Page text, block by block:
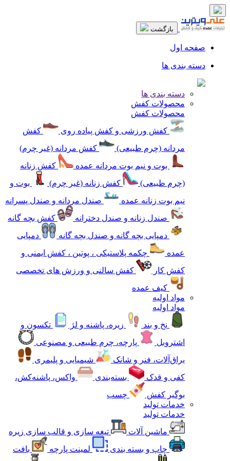
بازگشت
صفحه اول
دسته بندی ها
دسته بندی ها
محصولات کفش
محصولات کفش
کفش ورزشی و کفش پیاده روی
کفش
مردانه (چرم طبیعی)
کفش مردانه (غیر چرم)
بوت و نیم بوت مردانه عمده
کفش زنانه
(چرم طبیعی)
کفش زنانه (غیر چرم)
بوت و
نیم بوت زنانه عمده
صندل مردانه و صندل پسرانه
صندل زنانه و صندل دخترانه
کفش بچه گانه
دمپایی بچه گانه و صندل بچه گانه
دمپایی
عمده
چکمه پلاستیکی ، پوتین ، کفش ایمنی و
کفش کار
کفش سالنی و ورزش های تخصصی
کیف عمده
مواد اولیه
مواد اولیه
نخ و بند
زیره، پاشنه و لژ
تکسون و
اشتروبل
پارچه، چرم طبیعی و مصنوعی
یراق‌آلات، فنر و شانک
شیمیایی و پلیمری
کفی و قدک
بسته‌بندی
واکس، پاشنه‌کش،
بوگیر کفش
چسب
خدمات تولید
خدمات تولید
ماشین آلات
تیغه سازی و قالب سازی زیره
چاپ و بسته بندی
لمینت پارچه
بافت